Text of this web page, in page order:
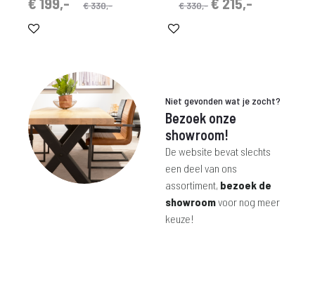
€330,-
prijs
€330,-
Niet gevonden wat je zocht?
Bezoek onze
showroom!
De website bevat slechts
een deel van ons
assortiment, bezoek de
showroomvoor nog meer
keuze!